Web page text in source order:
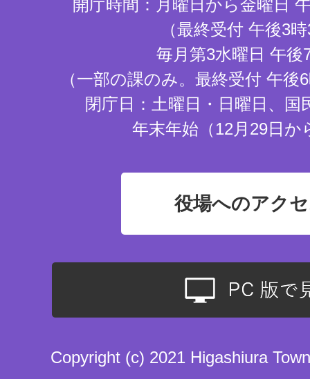
開庁時間：月曜日から金曜日
（最終受付 午後3
毎月第3水曜日 午後
（一部の課のみ。最終受付 午
閉庁日：土曜日・日曜日、国
年末年始（12月29日か
役場へのアク
Copyright (c) 2021 Higashiura